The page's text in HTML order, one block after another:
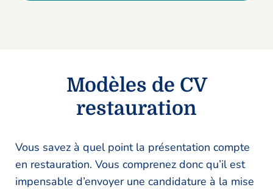
Modèles de CV
restauration
Vous savez à quel point la présentation compte
en restauration. Vous comprenez donc qu’il est
impensable d’envoyer une candidature à la mise